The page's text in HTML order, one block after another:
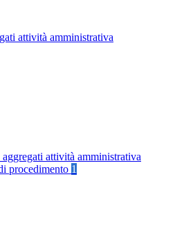
attività amministrativa
attività amministrativa
procedimento 1